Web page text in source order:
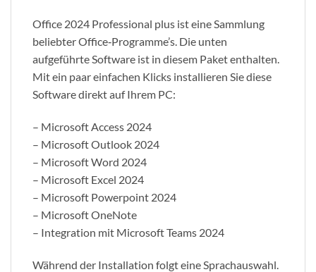
Office 2024 Professional plus ist eine Sammlung
beliebter Office‑Programme’s. Die unten
aufgeführte Software ist in diesem Paket enthalten.
Mit ein paar einfachen Klicks installieren Sie diese
Software direkt auf Ihrem PC:
– Microsoft Access 2024
– Microsoft Outlook 2024
– Microsoft Word 2024
– Microsoft Excel 2024
– Microsoft Powerpoint 2024
– Microsoft OneNote
– Integration mit Microsoft Teams 2024
Während der Installation folgt eine Sprachauswahl.